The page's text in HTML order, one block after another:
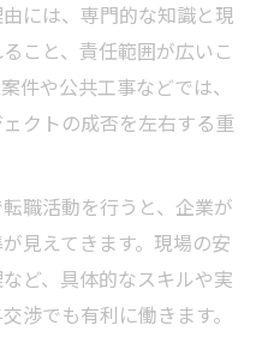
には、専門的な知識と現
こと、責任範囲が広いこ
件や公共工事などでは、
クトの成否を左右する重
職活動を行うと、企業が
見えてきます。現場の安
ど、具体的なスキルや実
渉でも有利に働きます。